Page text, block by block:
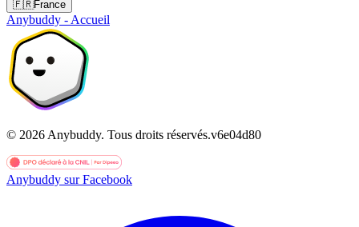
🇫🇷France
Anybuddy - Accueil
© 2026 Anybuddy. Tous droits réservés.v6e04d80
Anybuddy sur Facebook